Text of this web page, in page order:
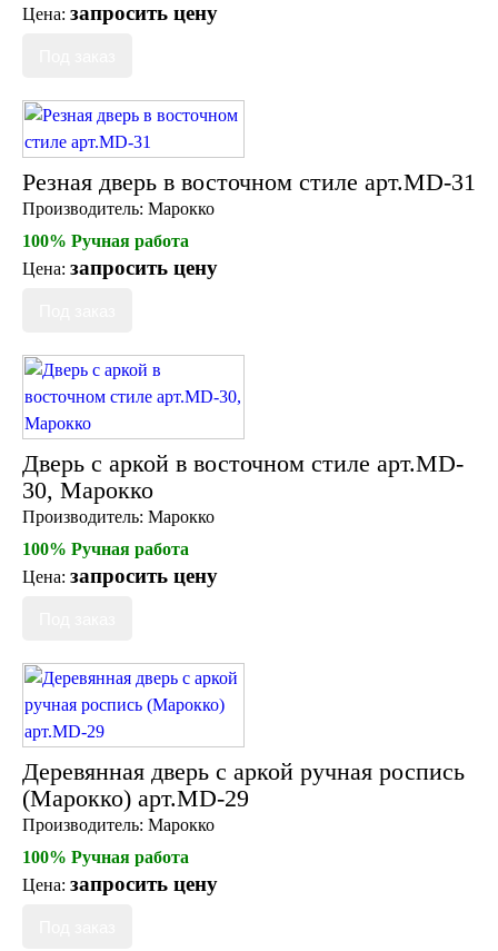
Цена: запросить цену
Резная дверь в восточном стиле арт.MD-31
Производитель: Марокко
100% Ручная работа
Цена: запросить цену
Дверь с аркой в восточном стиле арт.MD-
30, Марокко
Производитель: Марокко
100% Ручная работа
Цена: запросить цену
Деревянная дверь с аркой ручная роспись
(Марокко) арт.MD-29
Производитель: Марокко
100% Ручная работа
Цена: запросить цену